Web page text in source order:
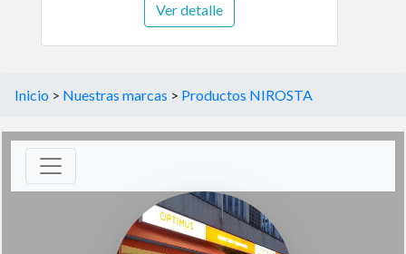
Ver detalle
Inicio > Nuestras marcas > Productos NIROSTA